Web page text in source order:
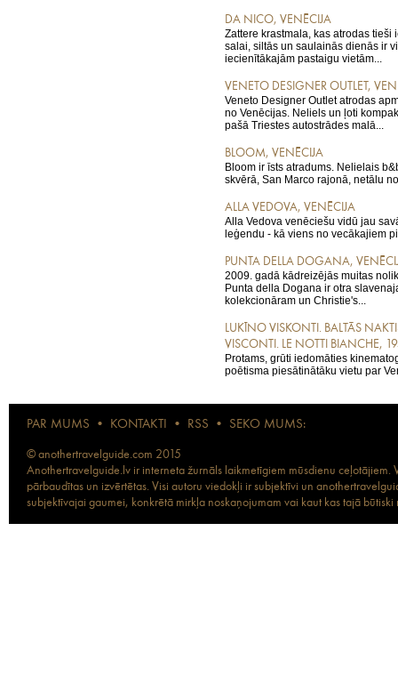
DA NICO, VENĒCIJA
Zattere krastmala, kas atrodas tieši
salai, siltās un saulainās dienās ir
iecienītākajām pastaigu vietām...
VENETO DESIGNER OUTLET,
Veneto Designer Outlet atrodas
no Venēcijas. Neliels un ļoti
pašā Triestes autostrādes malā...
BLOOM, VENĒCIJA
Bloom ir īsts atradums. Nelielais
skvērā, San Marco rajonā, netālu
ALLA VEDOVA, VENĒCIJA
Alla Vedova venēciešu vidū jau
leģendu - kā viens no vecākajiem
PUNTA DELLA DOGANA,
2009. gadā kādreizējās muitas
Punta della Dogana ir otra
kolekcionāram un Christie's...
LUKĪNO VISKONTI. BALTĀS
VISCONTI. LE NOTTI BIANCHE,
Protams, grūti iedomāties
poētisma piesātinātāku vietu par
PAR MUMS • KONTAKTI • RSS • SEKO MUMS:
© anothertravelguide.com 2015
Anothertravelguide.lv ir interneta žurnāls laikmetīgiem mūsdienu
pārbaudītas un izvērtētas. Visi autoru viedokļi ir subjektīvi un
subjektīvajai gaumei, konkrētā mirkļa noskaņojumam vai kaut kas tajā